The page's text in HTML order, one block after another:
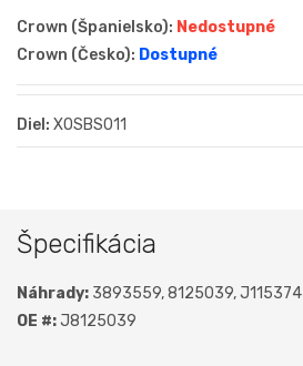
Crown (Španielsko): Nedostupné
Crown (Česko): Dostupné
Diel: XOSBS011
Špecifikácia
Náhrady: 3893559, 8125039, J115374
OE #:J8125039